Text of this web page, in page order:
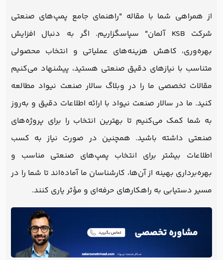
از همراهی شما با مقاله "راهنمای جامع پمپ‌های صنعتی
شرکت KSB آلمان" سپاسگزاریم. اگر به دنبال افزایش
بهره‌وری، کاهش هزینه‌های عملیاتی و انتخاب محصولی
متناسب با نیازهای دقیق صنعتی هستید، پیشنهاد می‌کنیم
مقالات تخصصی ما را در وبلاگ سالار صنعت نیواد مطالعه
کنید. ما در سالار صنعت نیواد با ارائه اطلاعات دقیق و به‌روز
به شما کمک می‌کنیم تا بهترین انتخاب را برای پروژه‌های
صنعتی داشته باشید. همچنین در صورت نیاز به کسب
اطلاعات بیشتر برای انتخاب پمپ‌های صنعتی مناسب و
بهره‌برداری بهینه از آن‌ها، کارشناسان ما آماده‌اند تا شما را در
مسیر دستیابی به راهکارهای حرفه‌ای و مؤثر یاری کنند.